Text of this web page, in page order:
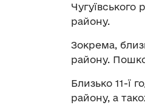
Чугуївського
району.
Зокрема,
району.
Близько 11-ї
району, а